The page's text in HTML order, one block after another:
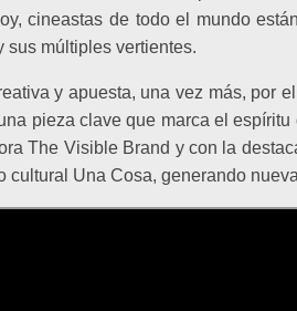
cineastas de todo el mundo
sus múltiples vertientes.
y apuesta, una vez más, por
pieza clave que marca el
The Visible Brand y con la
Una Cosa, generando